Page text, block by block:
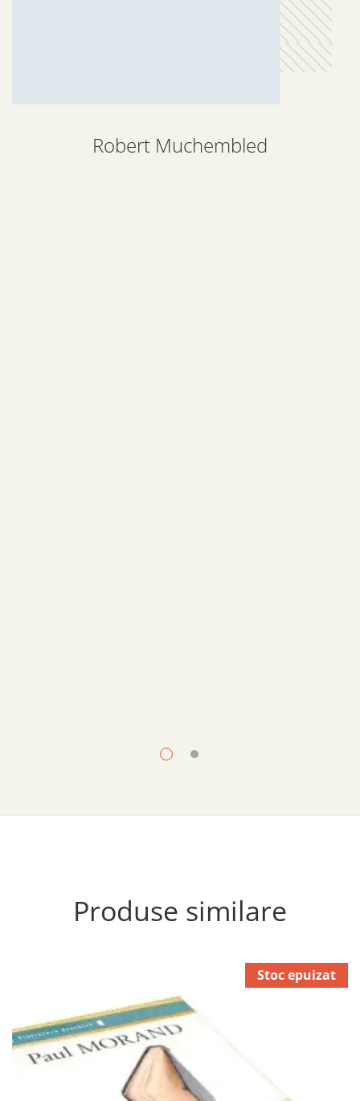
Robert Muchembled
Produse similare
Stoc epuizat